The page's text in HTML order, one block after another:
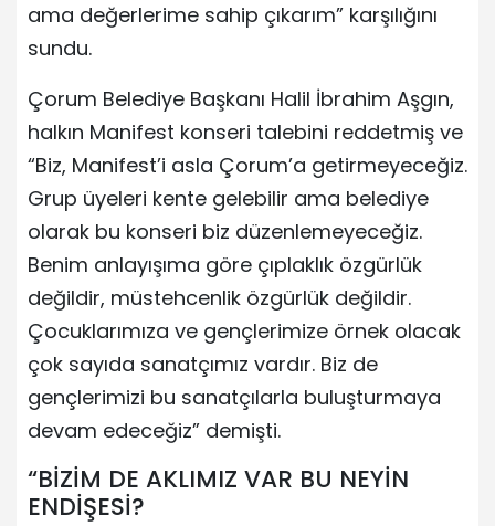
ama değerlerime sahip çıkarım” karşılığını
sundu.
Çorum Belediye Başkanı Halil İbrahim Aşgın,
halkın Manifest konseri talebini reddetmiş ve
“Biz, Manifest’i asla Çorum’a getirmeyeceğiz.
Grup üyeleri kente gelebilir ama belediye
olarak bu konseri biz düzenlemeyeceğiz.
Benim anlayışıma göre çıplaklık özgürlük
değildir, müstehcenlik özgürlük değildir.
Çocuklarımıza ve gençlerimize örnek olacak
çok sayıda sanatçımız vardır. Biz de
gençlerimizi bu sanatçılarla buluşturmaya
devam edeceğiz” demişti.
“BİZİM DE AKLIMIZ VAR BU NEYİN
ENDİŞESİ?